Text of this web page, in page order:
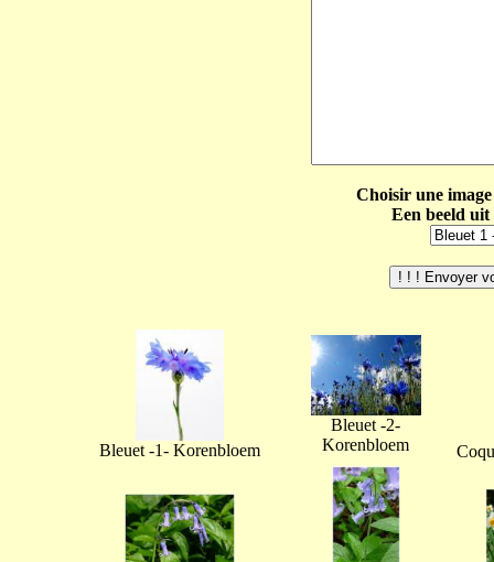
Choisir une
Een beeld
Bleuet -1- Korenbloem
Bleuet -2-
Korenbloem